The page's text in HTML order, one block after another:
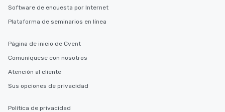
Software de encuesta por Internet
Plataforma de seminarios en línea
Página de inicio de Cvent
Comuníquese con nosotros
Atención al cliente
Sus opciones de privacidad
Política de privacidad